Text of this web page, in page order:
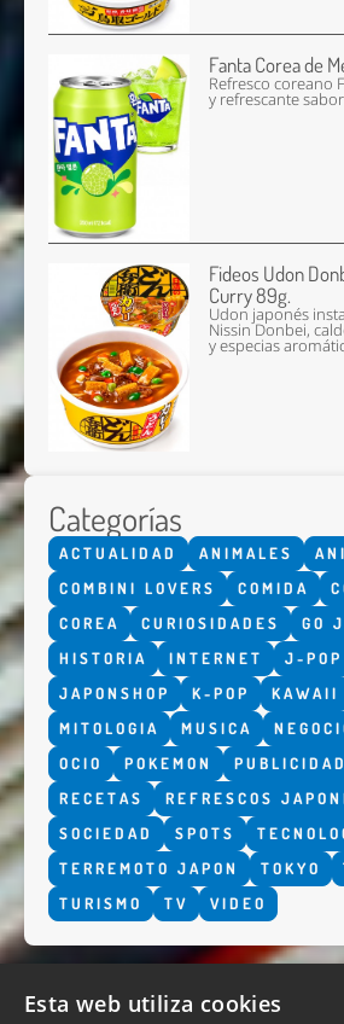
Fanta Corea de
Refresco coreano
y refrescante
Fideos Udon
Curry 89g.
Udon japonés
Nissin Donbei,
y especias
Categorías
ACTUALIDAD ANIMALES
COMBINI LOVERS
COMIDA
COREA
CURIOSIDADES
GO
HISTORIA
INTERNET J-POP
JAPONSHOP
K-POP KAWAII
MITOLOGIA
MUSICA
OCIO
POKEMON PUBLICIDAD
RECETAS
REFRESCOS
SOCIEDAD
SPOTS
TERREMOTO JAPON
TOKYO
TURISMO
TV VIDEO
Esta web utiliza cookies